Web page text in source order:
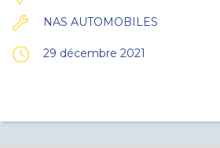
NAS AUTOMOBILES
29 décembre 2021